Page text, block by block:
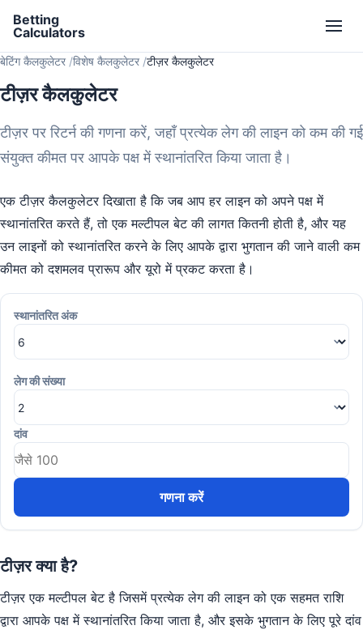
Betting
Calculators
बेटिंग कैलकुलेटर विशेष कैलकुलेटर टीज़र कैलकुलेटर
टीज़र कैलकुलेटर
टीज़र पर रिटर्न की गणना करें, जहाँ प्रत्येक लेग की लाइन को कम की गई
संयुक्त कीमत पर आपके पक्ष में स्थानांतरित किया जाता है।
एक टीज़र कैलकुलेटर दिखाता है कि जब आप हर लाइन को अपने पक्ष में
स्थानांतरित करते हैं, तो एक मल्टीपल बेट की लागत कितनी होती है, और यह
उन लाइनों को स्थानांतरित करने के लिए आपके द्वारा भुगतान की जाने वाली कम
कीमत को दशमलव प्रारूप और यूरो में प्रकट करता है।
स्थानांतरित अंक
लेग की संख्या
दांव
गणना करें
टीज़र क्या है?
टीज़र एक मल्टीपल बेट है जिसमें प्रत्येक लेग की लाइन को एक सहमत राशि
द्वारा आपके पक्ष में स्थानांतरित किया जाता है, और इसके भुगतान के लिए पूरे दांव